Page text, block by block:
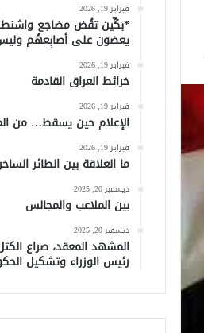
فبراير 19, 2026
*بكِّين تقُض مضاجع
يعضون على أصابِعهُم
فبراير 19, 2026
خرائط العراق القادمة
فبراير 19, 2026
الإعلام حين يسقط… من
فبراير 19, 2026
ما العلاقة بين الطائر
ديسمبر 20, 2025
بين الملاعب والمجالس
ديسمبر 20, 2025
المشهد المعقد، صراع
رئيس الوزراء وتشكيل